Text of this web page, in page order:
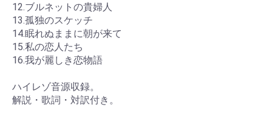
12.ブルネットの貴婦人
13.孤独のスケッチ
14.眠れぬままに朝が来て
15.私の恋人たち
16.我が麗しき恋物語
ハイレゾ音源収録。
解説・歌詞・対訳付き。